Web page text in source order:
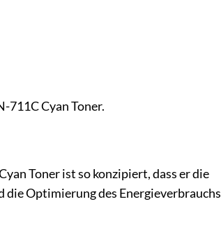
Cyan Toner.
Toner ist so konzipiert, dass er die
Optimierung des